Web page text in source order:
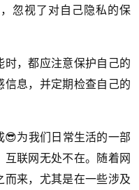
忽视了对自己隐私的保
，都应注意保护自己的
息，并定期检查自己的
为我们日常生活的一部
联网无处不在。随着网
来，尤其是在一些涉及